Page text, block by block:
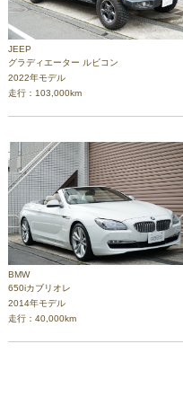
JEEP
グラディエーター ルビコン
2022年モデル
走行：103,000km
BMW
650iカブリオレ
2014年モデル
走行：40,000km